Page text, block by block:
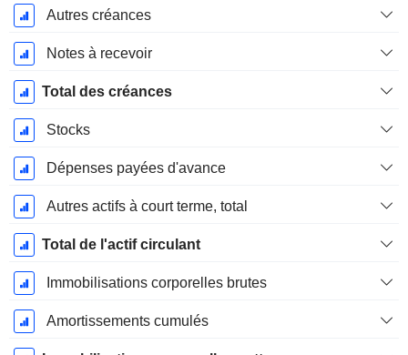
Autres créances
Notes à recevoir
Total des créances
Stocks
Dépenses payées d'avance
Autres actifs à court terme, total
Total de l'actif circulant
Immobilisations corporelles brutes
Amortissements cumulés